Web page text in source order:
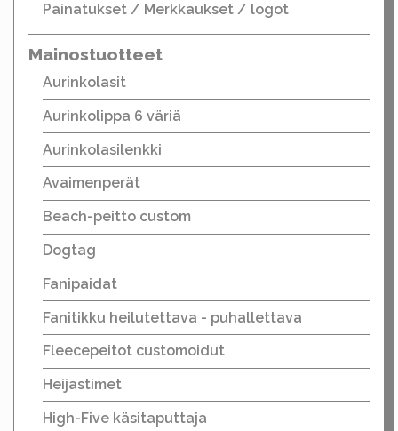
Painatukset / Merkkaukset / logot
Mainostuotteet
Aurinkolasit
Aurinkolippa 6 väriä
Aurinkolasilenkki
Avaimenperät
Beach-peitto custom
Dogtag
Fanipaidat
Fanitikku heilutettava - puhallettava
Fleecepeitot customoidut
Heijastimet
High-Five käsitaputtaja